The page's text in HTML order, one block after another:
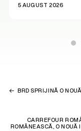
5 AUGUST 2026
BRD SPRIJINĂ O
CARREFOUR
ROMÂNEASCĂ, O NOUĂ